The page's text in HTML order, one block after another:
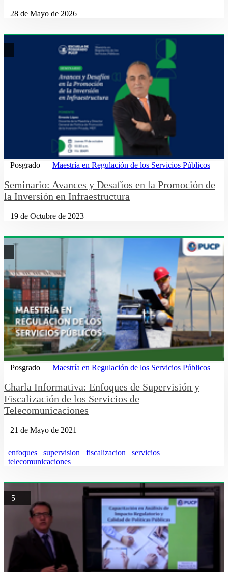
28 de Mayo de 2026
Posgrado Maestría en Regulación de los Servicios Públicos
Seminario: Avances y Desafíos en la Promoción de
la Inversión en Infraestructura
19 de Octubre de 2023
Posgrado Maestría en Regulación de los Servicios Públicos
Charla Informativa: Enfoques de Supervisión y
Fiscalización de los Servicios de
Telecomunicaciones
21 de Mayo de 2021
enfoques supervision fiscalizacion
servicios
telecomunicaciones
5